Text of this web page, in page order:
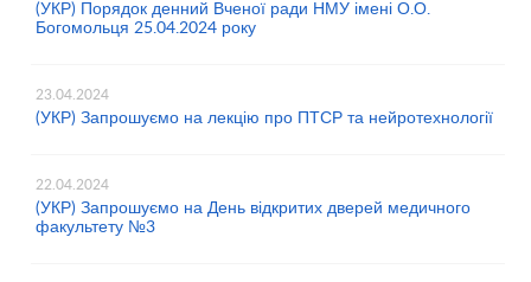
(УКР) Порядок денний Вченої ради НМУ імені О.О.
Богомольця 25.04.2024 року
23.04.2024
(УКР) Запрошуємо на лекцію про ПТСР та нейротехнології
22.04.2024
(УКР) Запрошуємо на День відкритих дверей медичного
факультету №3